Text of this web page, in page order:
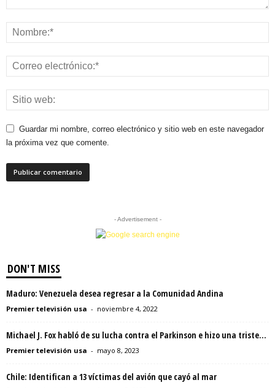
Guardar mi nombre, correo electrónico y sitio web en este navegador
la próxima vez que comente.
- Advertisement -
DON'T MISS
Maduro: Venezuela desea regresar a la Comunidad Andina
Premier televisión usa - noviembre 4, 2022
Michael J. Fox habló de su lucha contra el Parkinson e hizo una triste...
Premier televisión usa - mayo 8, 2023
Chile: Identifican a 13 víctimas del avión que cayó al mar